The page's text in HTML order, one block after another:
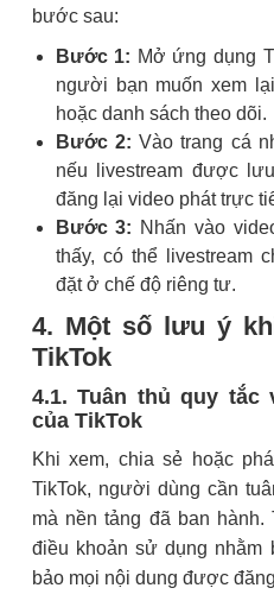
bước sau:
Bước 1: Mở ứng dụng
người bạn muốn xem
hoặc danh sách theo dõi.
Bước 2: Vào trang cá
nếu livestream được
đăng lại video phát trực
Bước 3: Nhấn vào
thấy, có thể livestream
đặt ở chế độ riêng tư.
4. Một số lưu ý
TikTok
4.1. Tuân thủ quy tắc
của TikTok
Khi xem, chia sẻ hoặc
TikTok, người dùng cần
mà nền tảng đã ban hành.
điều khoản sử dụng nhằm
bảo mọi nội dung được